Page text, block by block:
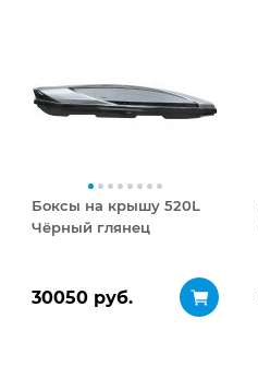
Боксы на крышу 520L
Чёрный глянец
30050 руб.